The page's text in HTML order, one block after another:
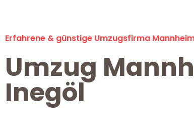
Erfahrene & günstige Umzugsfirma
Umzug
Inegöl